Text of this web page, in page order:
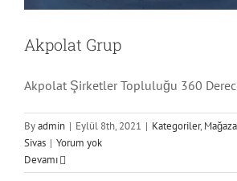
Akpolat Grup
Akpolat Şirketler Topluluğu 360
Byadmin | Eylül 8th, 2021 | Kategoriler, Mağaza
Sivas | Yorum yok
Devamı
Malia Otel